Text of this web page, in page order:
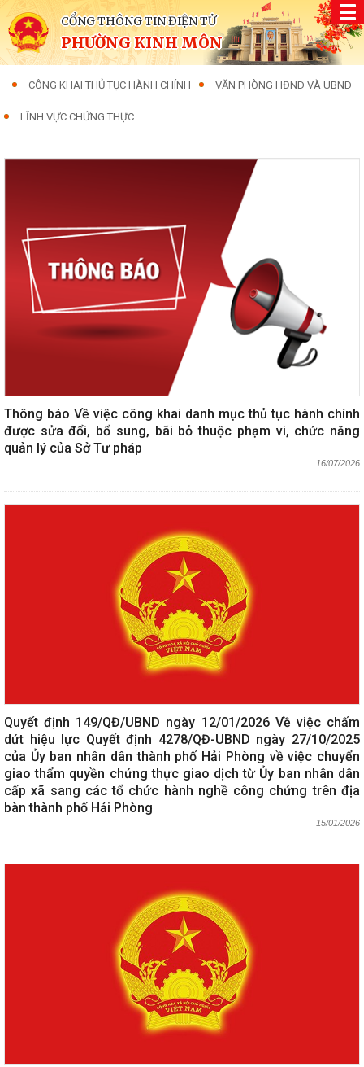
CỔNG THÔNG TIN ĐIỆN TỬ
PHƯỜNG KINH MÔN
CÔNG KHAI THỦ TỤC HÀNH CHÍNH VĂN PHÒNG HĐND VÀ UBND
LĨNH VỰC CHỨNG THỰC
Thông báo Về việc công khai danh mục thủ tục hành chính
được sửa đổi, bổ sung, bãi bỏ thuộc phạm vi, chức năng
quản lý của Sở Tư pháp
16/07/2026
Quyết định 149/QĐ/UBND ngày 12/01/2026 Về việc chấm
dứt hiệu lực Quyết định 4278/QĐ-UBND ngày 27/10/2025
của Ủy ban nhân dân thành phố Hải Phòng về việc chuyển
giao thẩm quyền chứng thực giao dịch từ Ủy ban nhân dân
cấp xã sang các tổ chức hành nghề công chứng trên địa
bàn thành phố Hải Phòng
15/01/2026